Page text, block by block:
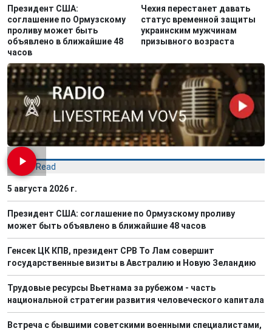
Президент США:
соглашение по Ормузскому
проливу может быть
объявлено в ближайшие 48
часов
Чехия перестанет давать
статус временной защиты
украинским мужчинам
призывного возраста
Most Read
5 августа 2026 г.
Президент США: соглашение по Ормузскому проливу
может быть объявлено в ближайшие 48 часов
Генсек ЦК КПВ, президент СРВ То Лам совершит
государственные визиты в Австралию и Новую Зеландию
Трудовые ресурсы Вьетнама за рубежом - часть
национальной стратегии развития человеческого капитала
Встреча с бывшими советскими военными специалистами,